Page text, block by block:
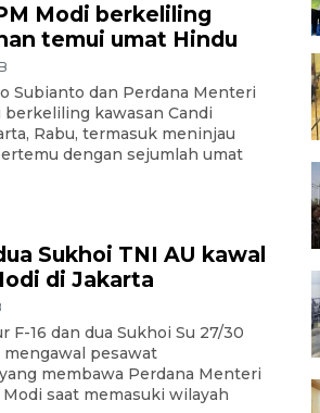
Modi berkeliling
temui umat Hindu
Subianto dan Perdana Menteri
berkeliling kawasan Candi
Rabu, termasuk meninjau
dengan sejumlah umat
Sukhoi TNI AU kawal
di Jakarta
F-16 dan dua Sukhoi Su 27/30
mengawal pesawat
membawa Perdana Menteri
saat memasuki wilayah